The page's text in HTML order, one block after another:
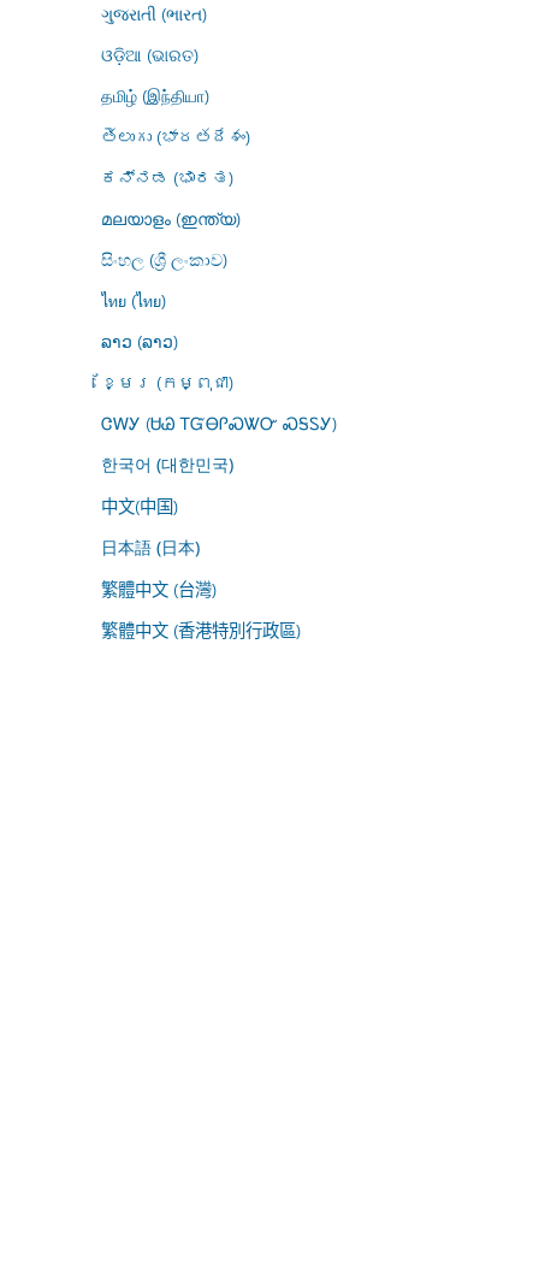
ગુજરાતી (ભારત)
ଓଡ଼ିଆ (ଭାରତ)
தமிழ் (இந்தியா)
తెలుగు (భారతదేశం)
ಕನ್ನಡ (ಭಾರತ)
മലയാളം (ഇന്ത്യ)
සිංහල (ශ්‍රී ලංකාව)
ไทย (ไทย)
ລາວ (ລາວ)
ខ្មែរ (កម្ពុជា)
ᏣᎳᎩ (ᏌᏊ ᎢᏳᎾᎵᏍᏔᏅ ᏍᎦᏚᎩ)
한국어 (대한민국)
中文(中国)
日本語 (日本)
繁體中文 (台灣)
繁體中文 (香港特別行政區)